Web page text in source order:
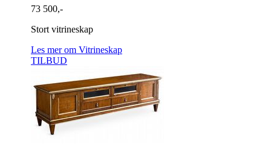
73 500,-
Stort vitrineskap
Les mer om Vitrineskap
TILBUD